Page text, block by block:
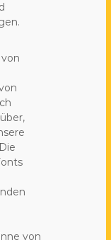
von